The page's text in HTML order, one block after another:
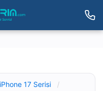
iPhone 17 Serisi
/